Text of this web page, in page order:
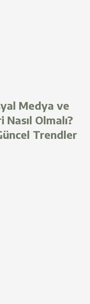
Medya ve
Olmalı?
Trendler